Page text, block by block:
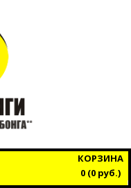
КОРЗИНА
0 (0 руб.)